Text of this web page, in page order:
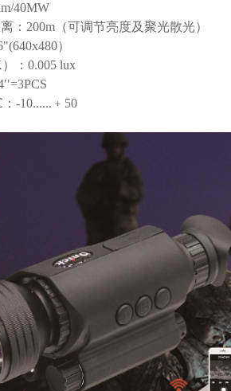
40MW
：200m（可调节亮度及聚光散光）
）
：0.005 lux
-10......﹢50